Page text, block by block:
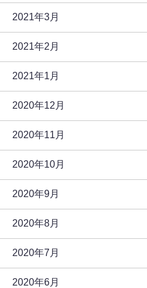
2021年3月
2021年2月
2021年1月
2020年12月
2020年11月
2020年10月
2020年9月
2020年8月
2020年7月
2020年6月